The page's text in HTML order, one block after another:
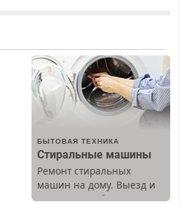
БЫТОВАЯ ТЕХНИКА
Стиральные машины
Ремонт стиральных
машин на дому. Выезд и
диагностика бесплатно.